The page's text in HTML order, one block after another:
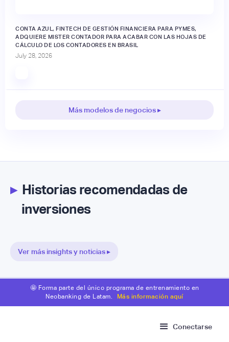
CONTA AZUL, FINTECH DE GESTIÓN FINANCIERA PARA PYMES,
ADQUIERE MISTER CONTADOR PARA ACABAR CON LAS HOJAS DE
CÁLCULO DE LOS CONTADORES EN BRASIL
July 28, 2026
Más modelos de negocios ▸
▸Historias recomendadas de
inversiones
Ver más insights y noticias ▸
🤩 Forma parte del único programa de entrenamiento en
Neobanking de Latam.
Más información aquí
Conectarse